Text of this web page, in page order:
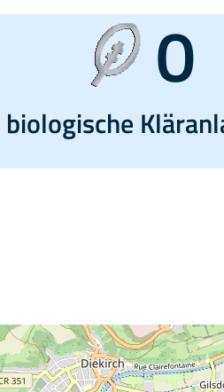
0
biologische